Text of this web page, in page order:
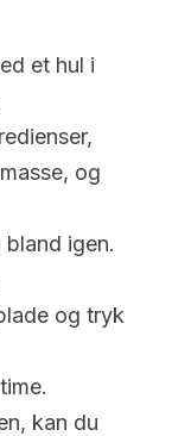
et hul i
og
bland igen.
og tryk
kan du